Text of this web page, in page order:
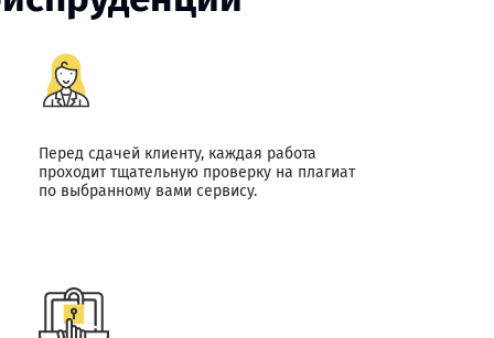
Перед сдачей клиенту, каждая работа
проходит тщательную проверку на плагиат
по выбранному вами сервису.